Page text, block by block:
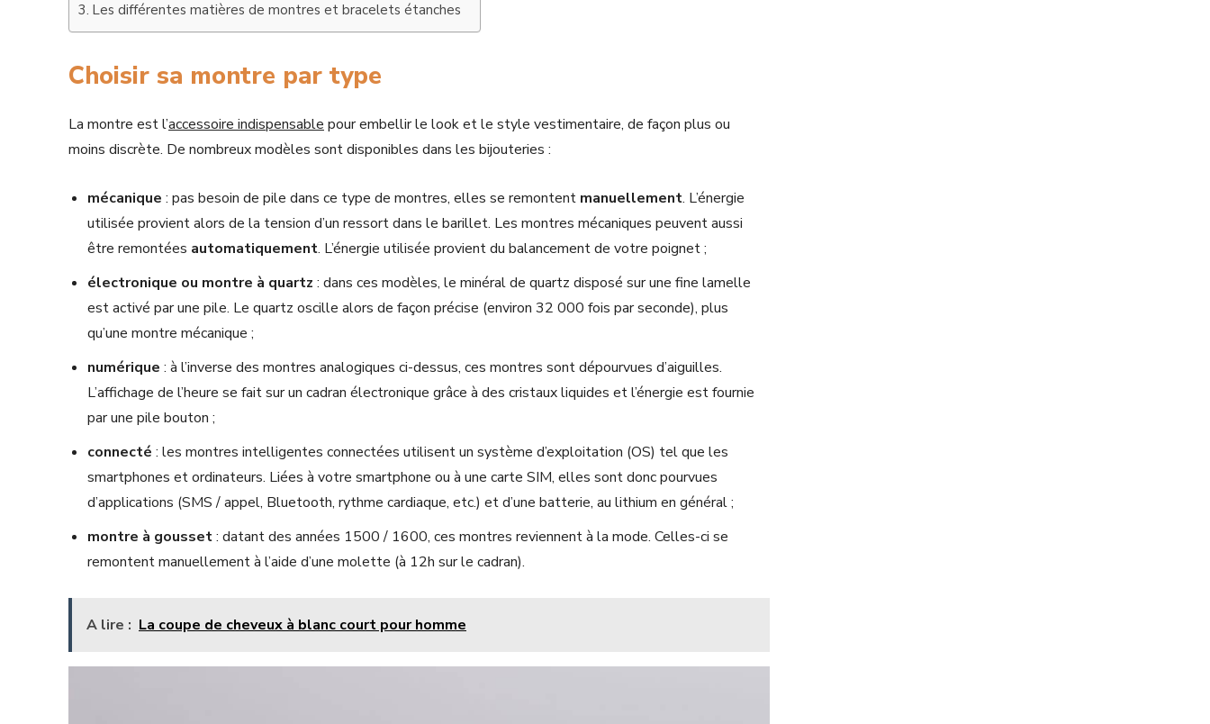
Les différentes matières de montres et bracelets étanches
Choisir sa montre par type
La montre est l’accessoire indispensable pour embellir le look et le style vestimentaire, de façon plus ou
moins discrète. De nombreux modèles sont disponibles dans les bijouteries :
mécanique : pas besoin de pile dans ce type de montres, elles se remontent manuellement. L’énergie
utilisée provient alors de la tension d’un ressort dans le barillet. Les montres mécaniques peuvent aussi
être remontées automatiquement. L’énergie utilisée provient du balancement de votre poignet ;
électronique ou montre à quartz : dans ces modèles, le minéral de quartz disposé sur une fine lamelle
est activé par une pile. Le quartz oscille alors de façon précise (environ 32 000 fois par seconde), plus
qu’une montre mécanique ;
numérique : à l’inverse des montres analogiques ci-dessus, ces montres sont dépourvues d’aiguilles.
L’affichage de l’heure se fait sur un cadran électronique grâce à des cristaux liquides et l’énergie est fournie
par une pile bouton ;
connecté : les montres intelligentes connectées utilisent un système d’exploitation (OS) tel que les
smartphones et ordinateurs. Liées à votre smartphone ou à une carte SIM, elles sont donc pourvues
d’applications (SMS / appel, Bluetooth, rythme cardiaque, etc.) et d’une batterie, au lithium en général ;
montre à gousset: datant des années 1500 / 1600, ces montres reviennent à la mode. Celles-ci se
remontent manuellement à l’aide d’une molette (à 12h sur le cadran).
A lire : La coupe de cheveux à blanc court pour homme